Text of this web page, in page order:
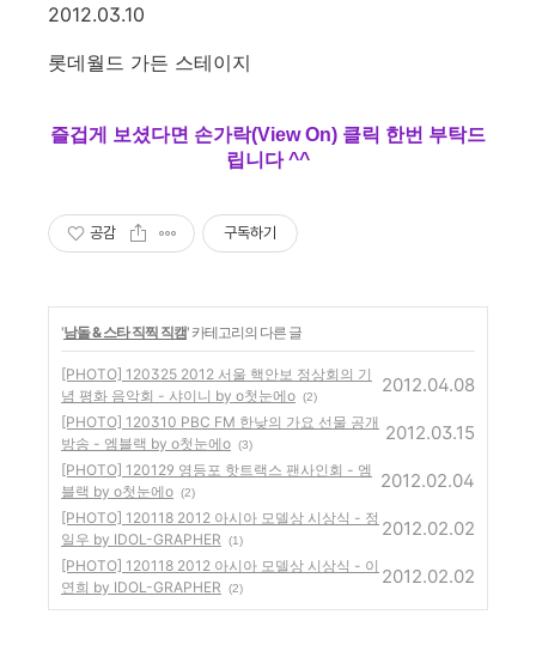
2012.03.10
롯데월드 가든 스테이지
즐겁게 보셨다면 손가락(View On) 클릭 한번 부탁드
립니다 ^^
공감 구독하기
'남돌 & 스타 직찍 직캠' 카테고리의 다른 글
[PHOTO] 120325 2012 서울 핵안보 정상회의 기
념 평화 음악회 - 샤이니 by o첫눈에o (2)
2012.04.08
[PHOTO] 120310 PBC FM 한낮의 가요 선물 공개
방송 - 엠블랙 by o첫눈에o (3)
2012.03.15
[PHOTO] 120129 영등포 핫트랙스 팬사인회 - 엠
블랙 by o첫눈에o (2)
2012.02.04
[PHOTO] 120118 2012 아시아 모델상 시상식 - 정
일우 by IDOL-GRAPHER
(1)
2012.02.02
[PHOTO] 120118 2012 아시아 모델상 시상식 - 이
연희 by IDOL-GRAPHER
(2)
2012.02.02